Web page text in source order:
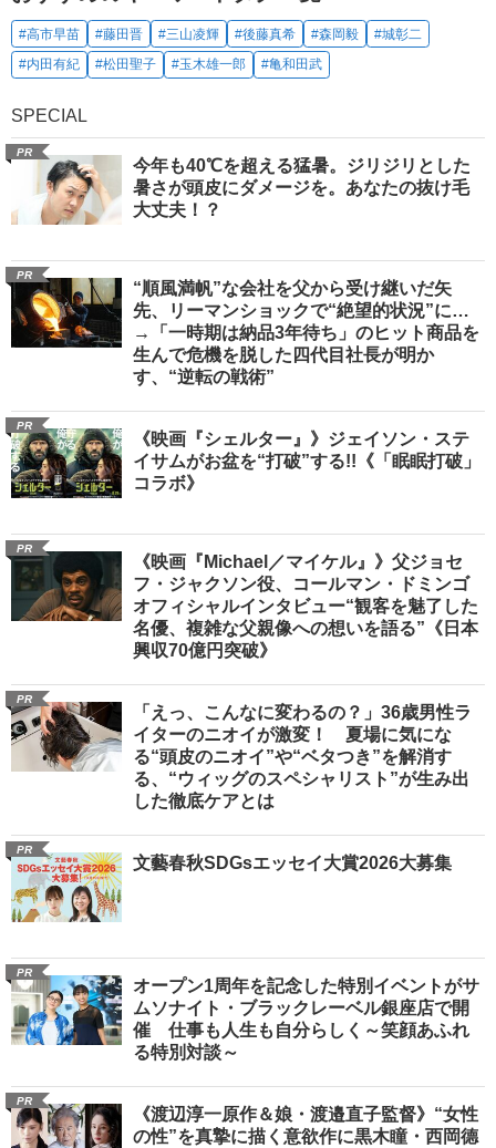
#高市早苗 #藤田晋 #三山凌輝 #後藤真希 #森岡毅
#城彰二
#内田有紀
#松田聖子 #玉木雄一郎 #亀和田武
SPECIAL
PR
今年も40℃を超える猛暑。ジリジリとした
暑さが頭皮にダメージを。あなたの抜け毛
大丈夫！？
PR
“順風満帆”な会社を父から受け継いだ矢
先、リーマンショックで“絶望的状況”に…
→「一時期は納品3年待ち」のヒット商品を
生んで危機を脱した四代目社長が明か
す、“逆転の戦術”
PR
《映画『シェルター』》ジェイソン・ステ
イサムがお盆を“打破”する!!《「眠眠打破」
コラボ》
PR
《映画『Michael／マイケル』》父ジョセ
フ・ジャクソン役、コールマン・ドミンゴ
オフィシャルインタビュー“観客を魅了した
名優、複雑な父親像への想いを語る”《日本
興収70億円突破》
PR
「えっ、こんなに変わるの？」36歳男性ラ
イターのニオイが激変！ 夏場に気にな
る“頭皮のニオイ”や“ベタつき”を解消す
る、“ウィッグのスペシャリスト”が生み出
した徹底ケアとは
PR
文藝春秋SDGsエッセイ大賞2026大募集
PR
オープン1周年を記念した特別イベントがサ
ムソナイト・ブラックレーベル銀座店で開
催 仕事も人生も自分らしく～笑顔あふれ
る特別対談～
PR
《渡辺淳一原作＆娘・渡邉直子監督》“女性
の性”を真摯に描く意欲作に黒木瞳・西岡德